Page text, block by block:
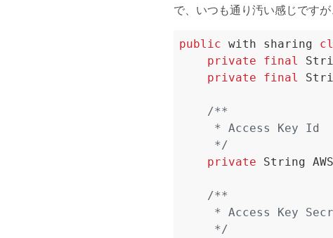
で、いつも通り汚い感じです
public with sharing
private
final
private
final
     */
private
String
     */